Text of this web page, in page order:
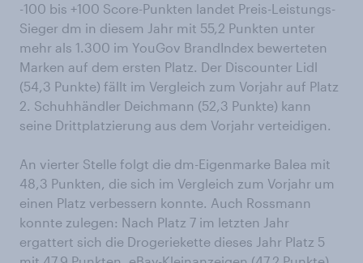
-100 bis +100 Score-Punkten landet Preis-Leistungs-
Sieger dm in diesem Jahr mit 55,2 Punkten unter
mehr als 1.300 im YouGov BrandIndex bewerteten
Marken auf dem ersten Platz. Der Discounter Lidl
(54,3 Punkte) fällt im Vergleich zum Vorjahr auf Platz
2. Schuhhändler Deichmann (52,3 Punkte) kann
seine Drittplatzierung aus dem Vorjahr verteidigen.
An vierter Stelle folgt die dm-Eigenmarke Balea mit
48,3 Punkten, die sich im Vergleich zum Vorjahr um
einen Platz verbessern konnte. Auch Rossmann
konnte zulegen: Nach Platz 7 im letzten Jahr
ergattert sich die Drogeriekette dieses Jahr Platz 5